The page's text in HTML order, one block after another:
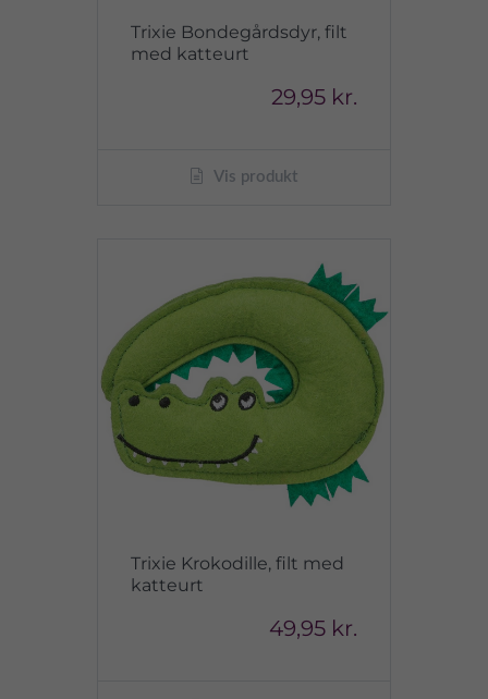
Trixie Bondegårdsdyr, filt
med katteurt
29,95 kr.
Vis produkt
Trixie Krokodille, filt med
katteurt
49,95 kr.